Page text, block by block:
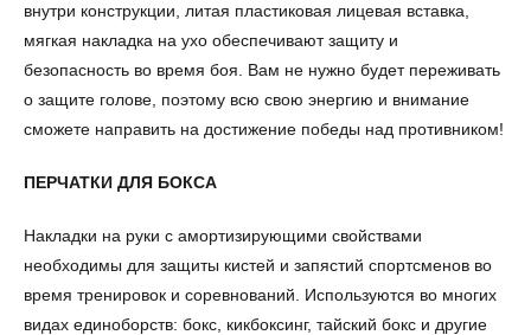
внутри конструкции, литая пластиковая лицевая вставка,
мягкая накладка на ухо обеспечивают защиту и
безопасность во время боя. Вам не нужно будет переживать
о защите голове, поэтому всю свою энергию и внимание
сможете направить на достижение победы над противником!
ПЕРЧАТКИ ДЛЯ БОКСА
Накладки на руки с амортизирующими свойствами
необходимы для защиты кистей и запястий спортсменов во
время тренировок и соревнований. Используются во многих
видах единоборств: бокс, кикбоксинг, тайский бокс и другие